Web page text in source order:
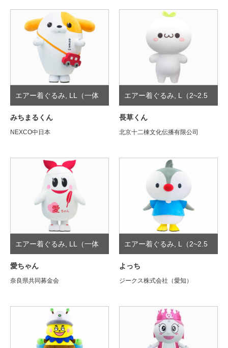
エアー着ぐるみ LL（一体
型）
みちまるくん
NEXCO中日本
エアー着ぐるみ L（2~2.5
頭身）
長草くん
北京十二棟文化伝播有限公司
エアー着ぐるみ LL（一体
型）
愛ちゃん
奈良県共同募金会
エアー着ぐるみ L（2~2.5
頭身）
よっち
ジークス株式会社（愛知）